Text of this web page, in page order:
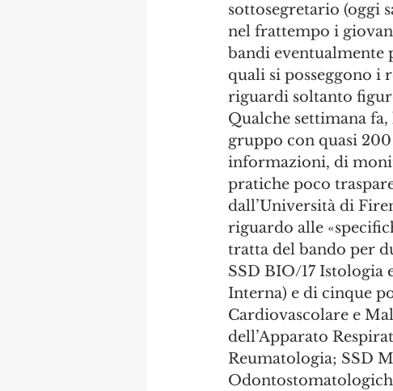
sottosegretario (oggi
nel frattempo i
bandi
quali si posseggono i
riguardi soltanto
Qualche settimana
gruppo con quasi
informazioni, di
pratiche poco
dall’Università di
riguardo alle
tratta del bando per
SSD BIO/17
Interna) e di cinque
Cardiovascolare e
dell’Apparato
Reumatologia; SSD